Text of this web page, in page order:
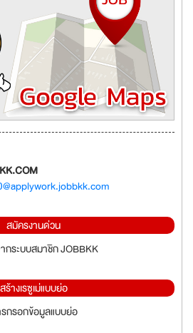
สมัครงานด่วน
กระบบสมาชิก JOBBKK
สร้างเรซูเม่แบบย่อ
รกรอกข้อมูลแบบย่อ